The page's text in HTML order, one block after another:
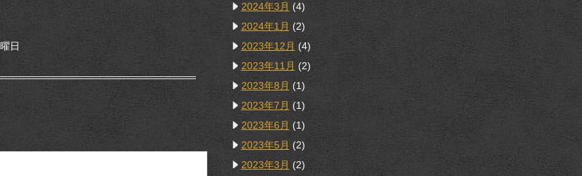
日
2024年3月 (4)
2024年1月 (2)
2023年12月 (4)
2023年11月 (2)
2023年8月 (1)
2023年7月 (1)
2023年6月 (1)
2023年5月 (2)
2023年3月 (2)